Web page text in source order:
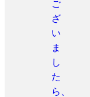
ご
ざ
い
ま
し
た
ら、